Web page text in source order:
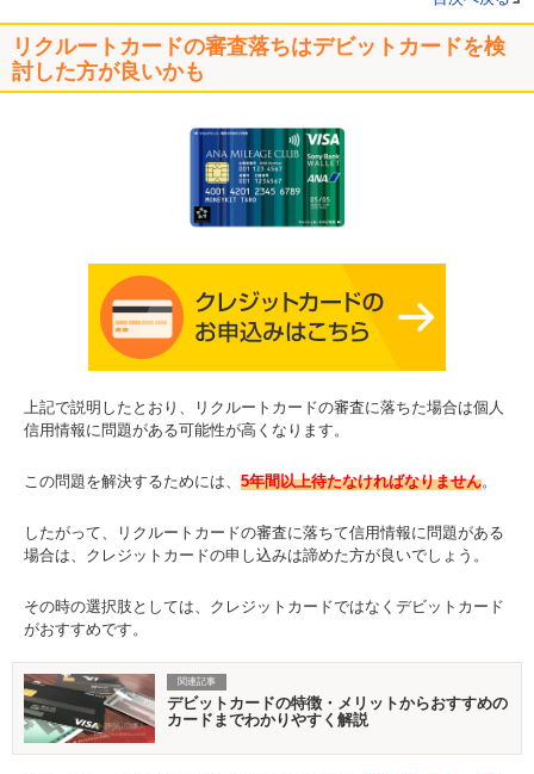
リクルートカードの審査落ちはデビットカードを検
討した方が良いかも
上記で説明したとおり、リクルートカードの審査に落ちた場合は個人
信用情報に問題がある可能性が高くなります。
この問題を解決するためには、 5年間以上待たなければなりません。
したがって、リクルートカードの審査に落ちて信用情報に問題がある
場合は、クレジットカードの申し込みは諦めた方が良いでしょう。
その時の選択肢としては、クレジットカードではなくデビットカード
がおすすめです。
関連記事
デビットカードの特徴・メリットからおすすめの
カードまでわかりやすく解説